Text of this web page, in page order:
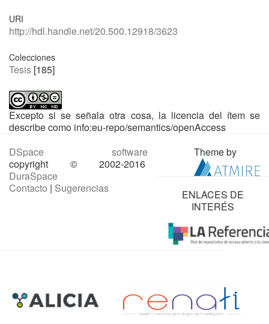
URI
http://hdl.handle.net/20.500.12918/3623
Colecciones
Tesis [185]
Excepto si se señala otra cosa, la licencia del ítem se
describe como info:eu-repo/semantics/openAccess
DSpace software
copyright © 2002-2016
DuraSpace
Contacto | Sugerencias
Theme by
ENLACES DE
INTERÉS